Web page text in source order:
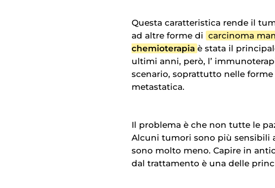
Questa caratteristica rende il
ad altre forme di carcinoma
chemioterapia è stata il
ultimi anni, però, l’
scenario, soprattutto nelle
metastatica.
Il problema è che non tutte le
Alcuni tumori sono più sensibili
sono molto meno. Capire in
dal trattamento è una delle